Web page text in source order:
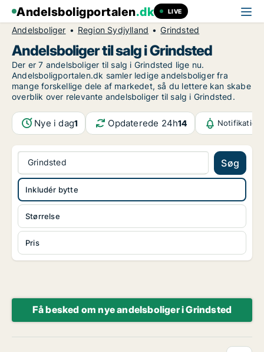
Andelsboligportalen.dk LIVE
Andelsboliger Region Sydjylland Grindsted
Andelsboliger til salg i Grindsted
Der er 7 andelsboliger til salg i Grindsted lige nu.
Andelsboligportalen.dk samler ledige andelsboliger fra
mange forskellige dele af markedet, så du lettere kan skabe
overblik over relevante andelsboliger til salg i Grindsted.
Nye i dag1 Opdaterede 24h14
Grindsted Søg
Størrelse
Pris
Inkludér bytte
Få besked om nye andelsboliger i Grindsted